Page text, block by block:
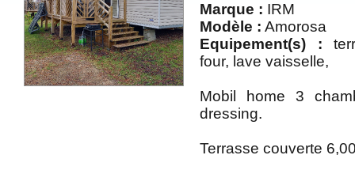
Marque : IRM
Modèle : Amorosa
Equipement(s) :
four, lave vaisselle,
Mobil home 3
dressing.
Terrasse couverte